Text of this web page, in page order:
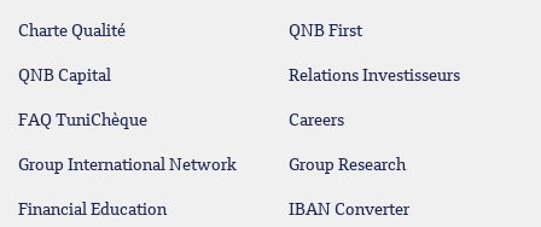
Charte Qualité QNB First
QNB Capital Relations Investisseurs
FAQ TuniChèque Careers
Group International Network Group Research
Financial Education IBAN Converter